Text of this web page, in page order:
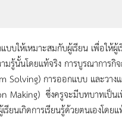
ห้เหมาะสมกับผู้เรียน เพื่อให้ผู้เ
มรู้นั้นโดยแท้จริง การบูรณาการกิ
Solving) การออกแบบ และวา
Making) ซึ่งครูจะมีบทบาทเป็น
ยนเกิดการเรียนรู้ด้วยตนเองโดยแ